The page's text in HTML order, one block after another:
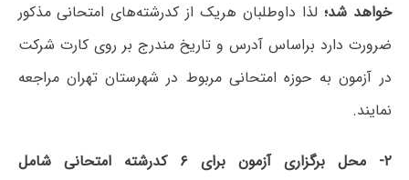
خواهد شد؛ لذا داوطلبان‌ هریک از کد‌رشته‌های امتحانی مذکور
ضرورت‌ دارد براساس‌ آدرس و تاریخ مندرج بر روی کارت شرکت
در آزمون به حوزه امتحانی مربوط در شهرستان تهران مراجعه
نمایند.
۲- محل برگزاری آزمون برای ۶ کدرشته امتحانی شامل